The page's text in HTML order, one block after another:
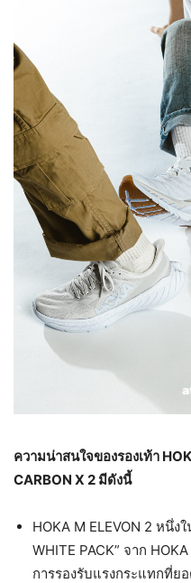
ความน่าสนใจของรองเท้า
CARBON X 2 มีดังนี้
HOKA M ELEVON 2 หนึ่ง
WHITE PACK” จาก
การรองรับแรงกระแทกที่ย